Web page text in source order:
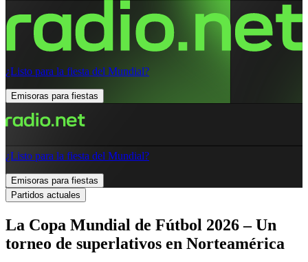
¿Listo para la fiesta del Mundial?
Emisoras para fiestas
¿Listo para la fiesta del Mundial?
Emisoras para fiestas
Partidos actuales
La Copa Mundial de Fútbol 2026 – Un
torneo de superlativos en Norteamérica